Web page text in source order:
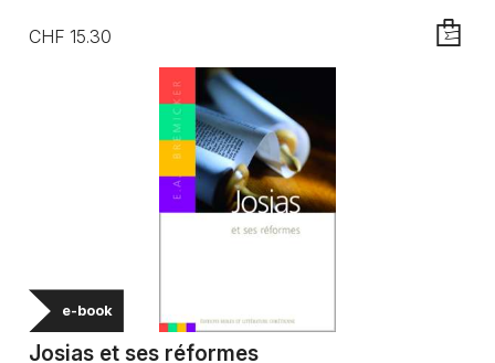
CHF 15.30
e-book
Josias et ses réformes